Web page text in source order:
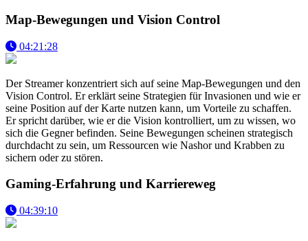
Map-Bewegungen und Vision Control
04:21:28
Der Streamer konzentriert sich auf seine Map-Bewegungen und den
Vision Control. Er erklärt seine Strategien für Invasionen und wie er
seine Position auf der Karte nutzen kann, um Vorteile zu schaffen.
Er spricht darüber, wie er die Vision kontrolliert, um zu wissen, wo
sich die Gegner befinden. Seine Bewegungen scheinen strategisch
durchdacht zu sein, um Ressourcen wie Nashor und Krabben zu
sichern oder zu stören.
Gaming-Erfahrung und Karriereweg
04:39:10